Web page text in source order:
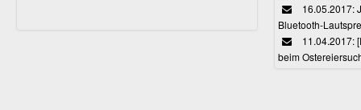
16.05.2017:
Bluetooth-
11.04.2017:
beim